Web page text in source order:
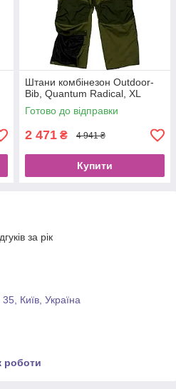
Штани комбінезон Outdoor-
Bib, Quantum Radical, ХL
Готово до відправки
2 471 ₴ 4 941 ₴
Купити
за рік
Київ, Україна
роботи